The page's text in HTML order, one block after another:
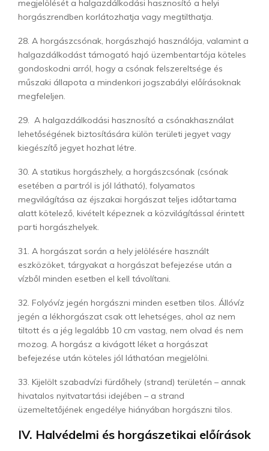
megjelölését a halgazdálkodási hasznosító a helyi
horgászrendben korlátozhatja vagy megtilthatja.
28. A horgászcsónak, horgászhajó használója, valamint a
halgazdálkodást támogató hajó üzembentartója köteles
gondoskodni arról, hogy a csónak felszereltsége és
műszaki állapota a mindenkori jogszabályi előírásoknak
megfeleljen.
29. A halgazdálkodási hasznosító a csónakhasználat
lehetőségének biztosítására külön területi jegyet vagy
kiegészítő jegyet hozhat létre.
30. A statikus horgászhely, a horgászcsónak (csónak
esetében a partról is jól látható), folyamatos
megvilágítása az éjszakai horgászat teljes időtartama
alatt kötelező, kivételt képeznek a közvilágítással érintett
parti horgászhelyek.
31. A horgászat során a hely jelölésére használt
eszközöket, tárgyakat a horgászat befejezése után a
vízből minden esetben el kell távolítani.
32. Folyóvíz jegén horgászni minden esetben tilos. Állóvíz
jegén a lékhorgászat csak ott lehetséges, ahol az nem
tiltott és a jég legalább 10 cm vastag, nem olvad és nem
mozog. A horgász a kivágott léket a horgászat
befejezése után köteles jól láthatóan megjelölni.
33. Kijelölt szabadvízi fürdőhely (strand) területén – annak
hivatalos nyitvatartási idejében – a strand
üzemeltetőjének engedélye hiányában horgászni tilos.
IV. Halvédelmi és horgászetikai előírások